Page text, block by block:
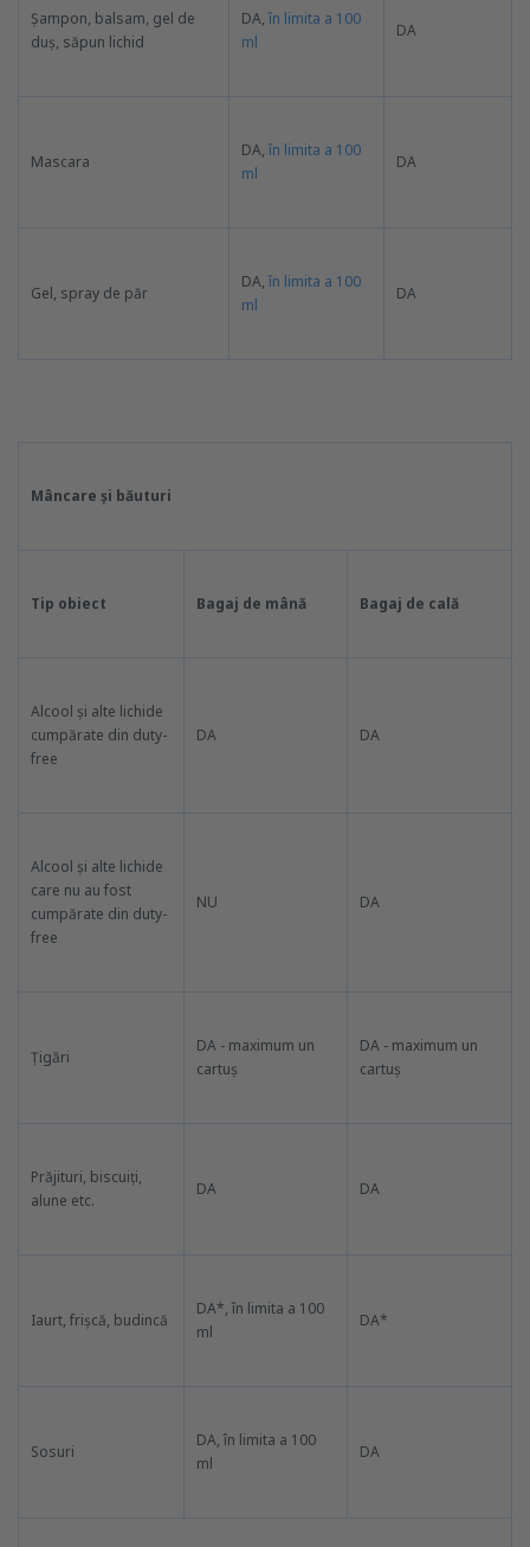
Șampon, balsam, gel de
duș, săpun lichid
DA, în limita a 100
ml
DA
Mascara
DA, în limita a 100
ml
DA
Gel, spray de păr
DA, în limita a 100
ml
DA
Mâncare și băuturi
Tip obiect Bagaj de mână Bagaj de cală
Alcool și alte lichide
cumpărate din duty-
free
DA DA
Alcool și alte lichide
care nu au fost
cumpărate din duty-
free
NU DA
Țigări
DA - maximum un
cartuș
DA - maximum un
cartuș
Prăjituri, biscuiți,
alune etc.
DA DA
Iaurt, frișcă, budincă
DA*, în limita a 100
ml
DA*
Sosuri
DA, în limita a 100
ml
DA